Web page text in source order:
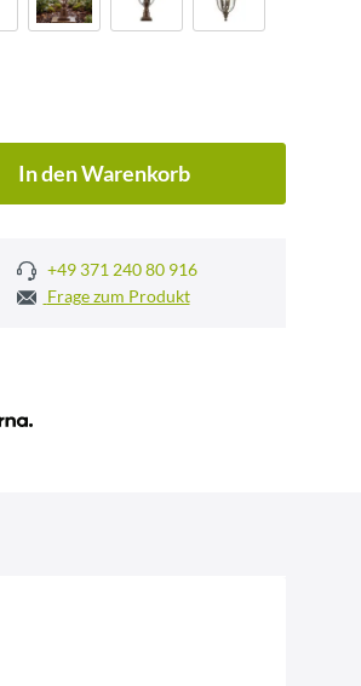
In den Warenkorb
+49 371 240 80 916
Frage zum Produkt